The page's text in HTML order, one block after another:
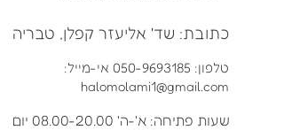
כתובת: שד' אליעזר קפלן, טבריה
טלפון: 050-9693185 אי-מייל:
halomolami1@gmail.com
שעות פתיחה: א'-ה' 08.00-20.00 יום